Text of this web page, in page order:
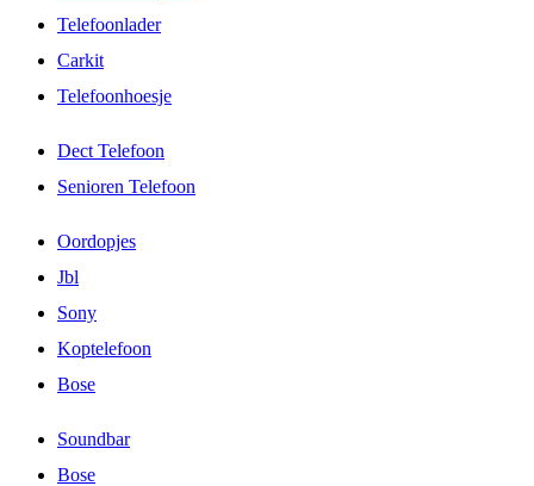
Telefoonlader
Carkit
Telefoonhoesje
Dect Telefoon
Senioren Telefoon
Oordopjes
Jbl
Sony
Koptelefoon
Bose
Soundbar
Bose